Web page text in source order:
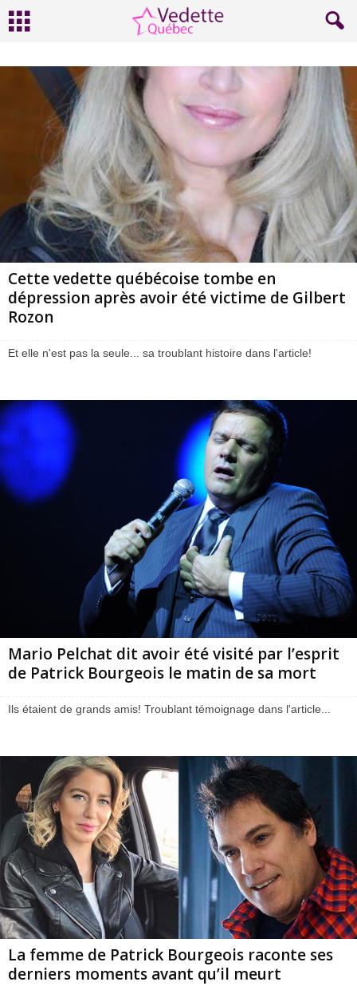
Cette vedette québécoise tombe en
dépression après avoir été victime de Gilbert
Rozon
Et elle n'est pas la seule... sa troublant histoire dans l'article!
Mario Pelchat dit avoir été visité par l’esprit
de Patrick Bourgeois le matin de sa mort
Ils étaient de grands amis! Troublant témoignage dans l'article...
La femme de Patrick Bourgeois raconte ses
derniers moments avant qu’il meurt